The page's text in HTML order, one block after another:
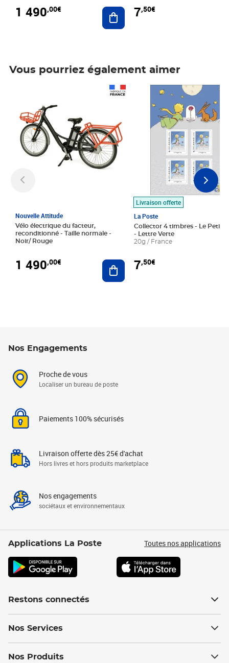
1 490,00€ Ajouter au panier
7,50€
Vous pourriez également aimer
Nouvelle Attitude
Vélo électrique du facteur,
reconditionné - Taille normale -
Noir/ Rouge
1 490,00€ Ajouter au panier
Livraison offerte
La Poste
Collector 4 timbres - Le Petit
- Lettre Verte
20g / France
7,50€
Prix 7,50€
Nos Engagements
Proche de vous
Localiser un bureau de poste
Paiements 100% sécurisés
Livraison offerte dès 25€ d'achat
Hors livres et hors produits marketplace
Nos engagements
sociétaux et environnementaux
Applications La Poste Toutes nos applications
Restons connectés
Nos Services
Nos Produits